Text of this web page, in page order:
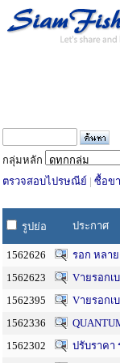
กลุ่มหลัก
ตรวจสอบไปรษณีย์ | ซื้อข
รูปย่อ ประกาศ
1562626 รอก หลา
1562623
Vาย​รอกเ
1562395
Vาย​รอกเ
1562336
1562302
ปรับราคา